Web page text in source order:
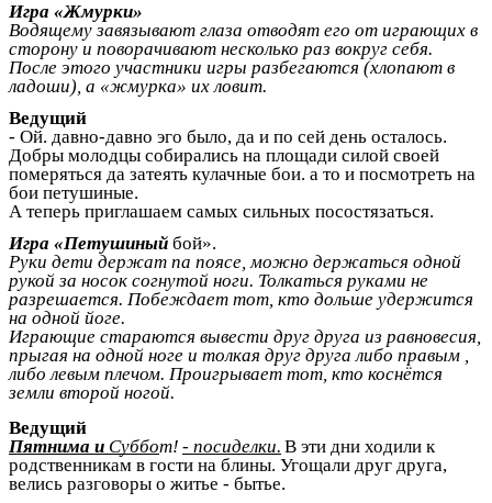
Игра «Жмурки»
Водящему завязывают глаза отводят его от играющих в
сторону и поворачивают несколько раз вокруг себя.
После этого участники игры разбегаются (хлопают в
ладоши), а «жмурка» их ловит.
Ведущий
- Ой. давно-давно эго было, да и по сей день осталось.
Добры молодцы собирались на площади силой своей
померяться да затеять кулачные бои. а то и посмотреть на
бои петушиные.
А теперь приглашаем самых сильных посостязаться.
Игра «Петушиный бой».
Руки дети держат па поясе, можно держаться одной
рукой за носок согнутой ноги. Толкаться руками не
разрешается. Побеждает тот, кто дольше удержится
на одной йоге.
Играющие стараются вывести друг друга из равновесия,
прыгая на одной ноге и толкая друг друга либо правым ,
либо левым плечом. Проигрывает тот, кто коснётся
земли второй ногой.
Ведущий
Пятнима и Суббот! - посиделки. В эти дни ходили к
родственникам в гости на блины. Угощали друг друга,
велись разговоры о житье - бытье.